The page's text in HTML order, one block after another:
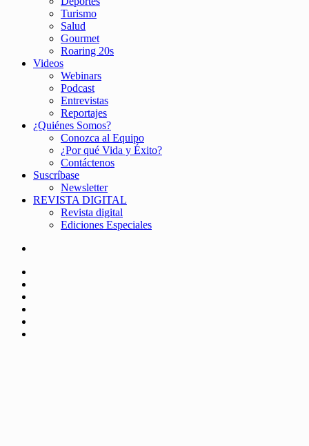
Turismo
Salud
Gourmet
Roaring 20s
Videos
Webinars
Podcast
Entrevistas
Reportajes
¿Quiénes Somos?
Conozca al Equipo
¿Por qué Vida y Éxito?
Contáctenos
Suscríbase
Newsletter
REVISTA DIGITAL
Revista digital
Ediciones Especiales